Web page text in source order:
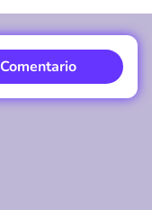
Comentario